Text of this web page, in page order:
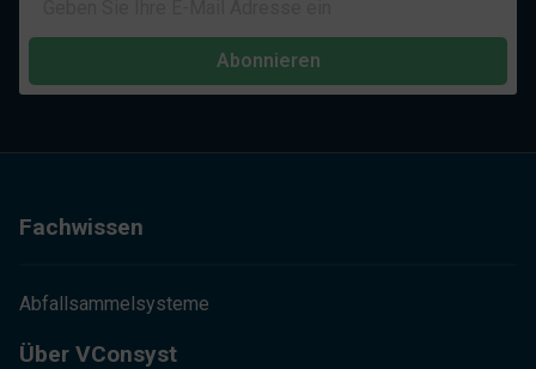
Abonnieren
Fachwissen
Abfallsammelsysteme
Über VConsyst